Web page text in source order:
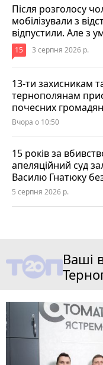
Після розголосу
мобілізували з
відпустили. Але з
15 3 серпня 2026 р.
13-ти захисникам
тернополянам
почесних
Вчора о 10:50
15 років за
апеляційний суд
Василю Гнатюку
5 серпня 2026 р.
Ваші